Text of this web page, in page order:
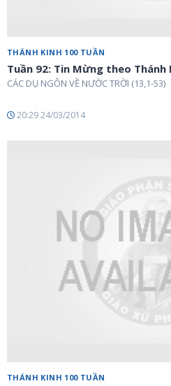
THÁNH KINH 100 TUẦN
Tuần 92: Tin Mừng theo
CÁC DỤ NGÔN VỀ NƯỚC TRỜI (13,1-53)
20:29 24/03/2014
THÁNH KINH 100 TUẦN